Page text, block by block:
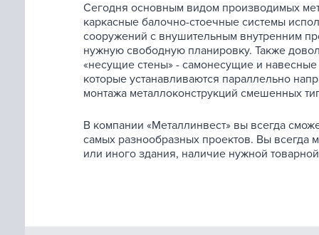
Сегодня основным видом производимых
каркасные балочно-стоечные системы
сооружений с внушительным внутренним
нужную свободную планировку. Также
«несущие стены» - самонесущие и навесные
которые устанавливаются параллельно
монтажа металлоконструкций смешенных
В компании «Металлинвест» вы всегда
самых разнообразных проектов. Вы всегда
или иного здания, наличие нужной